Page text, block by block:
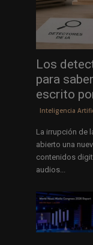
Los
para
escrito
Inteligencia
La irrupción de
abierto una
contenidos
audios...